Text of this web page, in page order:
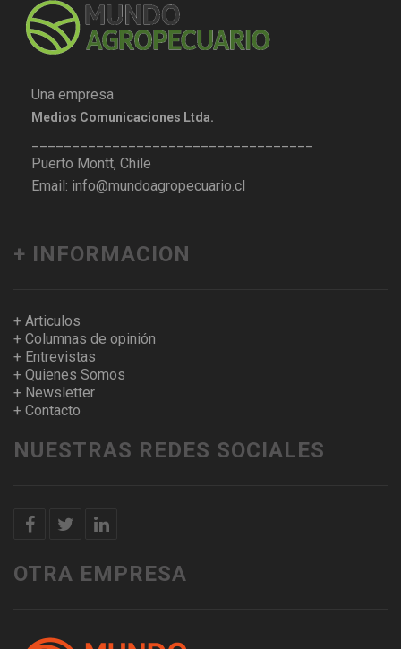
Una empresa
Medios Comunicaciones Ltda.
Puerto Montt, Chile
Email: info@mundoagropecuario.cl
+ INFORMACION
+ Articulos
+ Columnas de opinión
+ Entrevistas
+ Quienes Somos
+ Newsletter
+ Contacto
NUESTRAS REDES SOCIALES
OTRA EMPRESA